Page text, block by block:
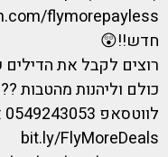
flymorepayless/
חדש!!😲
רוצים לקבל את
כולם וליהנות מהטבות
לווטסאפ 0549243053 או לחצו על הלינק 👇
bit.ly/FlyMoreDeals